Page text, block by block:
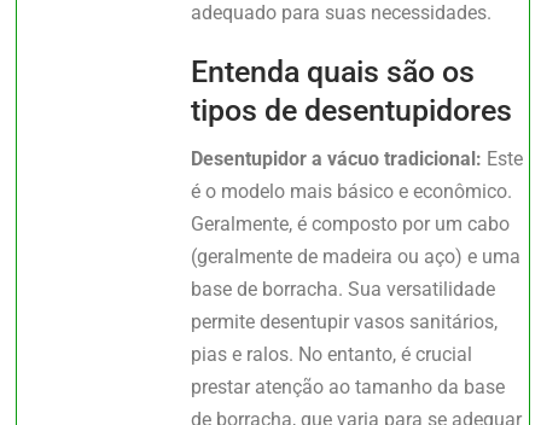
adequado para suas necessidades.
Entenda quais são os
tipos de desentupidores
Desentupidor a vácuo tradicional: Este
é o modelo mais básico e econômico.
Geralmente, é composto por um cabo
(geralmente de madeira ou aço) e uma
base de borracha. Sua versatilidade
permite desentupir vasos sanitários,
pias e ralos. No entanto, é crucial
prestar atenção ao tamanho da base
de borracha, que varia para se adequar